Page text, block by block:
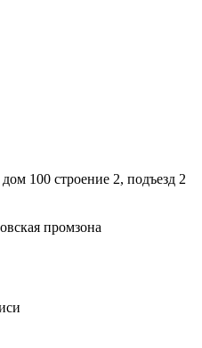
100 строение 2, подъезд 2
промзона